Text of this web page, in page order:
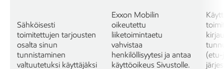
Sähköisesti
toimitettujen tarjousten
osalta sinun
tunnistaminen
valtuutetuksi käyttäjäksi
Exxon Mobilin
oikeutettu
liiketoimintaetu
vahvistaa
henkilöllisyytesi ja antaa
käyttöoikeus Sivustolle.
(etu-